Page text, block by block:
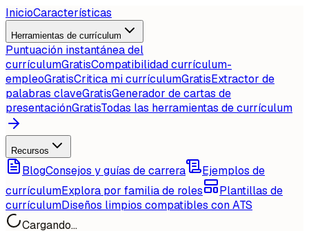
InicioCaracterísticas
Herramientas de currículum
Puntuación instantánea del
currículumGratisCompatibilidad currículum-
empleoGratisCritica mi currículumGratisExtractor de
palabras claveGratisGenerador de cartas de
presentaciónGratisTodas las herramientas de currículum
Recursos
BlogConsejos y guías de carrera
Ejemplos de
currículumExplora por familia de roles
Plantillas de
currículumDiseños limpios compatibles con ATS
Cargando...